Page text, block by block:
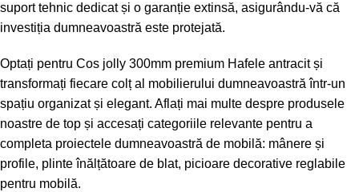
suport tehnic dedicat și o garanție extinsă, asigurându-vă că
investiția dumneavoastră este protejată.
Optați pentru Cos jolly 300mm premium Hafele antracit și
transformați fiecare colț al mobilierului dumneavoastră într-un
spațiu organizat și elegant. Aflați mai multe despre produsele
noastre de top și accesați categoriile relevante pentru a
completa proiectele dumneavoastră de mobilă: mânere și
profile, plinte înălțătoare de blat, picioare decorative reglabile
pentru mobilă.